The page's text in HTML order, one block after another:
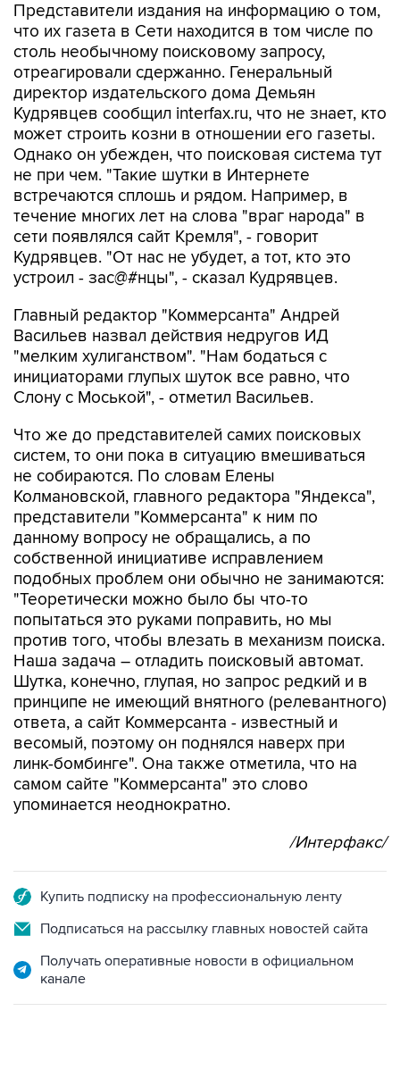
Представители издания на информацию о том,
что их газета в Сети находится в том числе по
столь необычному поисковому запросу,
отреагировали сдержанно. Генеральный
директор издательского дома Демьян
Кудрявцев сообщил interfax.ru, что не знает, кто
может строить козни в отношении его газеты.
Однако он убежден, что поисковая система тут
не при чем. "Такие шутки в Интернете
встречаются сплошь и рядом. Например, в
течение многих лет на слова "враг народа" в
сети появлялся сайт Кремля", - говорит
Кудрявцев. "От нас не убудет, а тот, кто это
устроил - зас@#нцы", - сказал Кудрявцев.
Главный редактор "Коммерсанта" Андрей
Васильев назвал действия недругов ИД
"мелким хулиганством". "Нам бодаться с
инициаторами глупых шуток все равно, что
Слону с Моськой", - отметил Васильев.
Что же до представителей самих поисковых
систем, то они пока в ситуацию вмешиваться
не собираются. По словам Елены
Колмановской, главного редактора "Яндекса",
представители "Коммерсанта" к ним по
данному вопросу не обращались, а по
собственной инициативе исправлением
подобных проблем они обычно не занимаются:
"Теоретически можно было бы что-то
попытаться это руками поправить, но мы
против того, чтобы влезать в механизм поиска.
Наша задача – отладить поисковый автомат.
Шутка, конечно, глупая, но запрос редкий и в
принципе не имеющий внятного (релевантного)
ответа, а сайт Коммерсанта - известный и
весомый, поэтому он поднялся наверх при
линк-бомбинге". Она также отметила, что на
самом сайте "Коммерсанта" это слово
упоминается неоднократно.
/Интерфакс/
Купить подписку на профессиональную ленту
Подписаться на рассылку главных новостей сайта
Получать оперативные новости в официальном
канале